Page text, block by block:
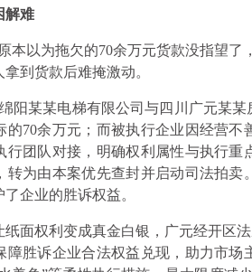
解难
本以为拖欠的70余万元货款没指望
到货款后难掩激动。
阳某某电梯有限公司与四川广元某
的70余万元；而被执行企业因经营
行团队对接，明确权利属性与执行
转为由本案优先查封并启动司法拍
企业的胜诉权益。
纸面权利变成真金白银，广元经开区
障胜诉企业合法权益兑现，助力市